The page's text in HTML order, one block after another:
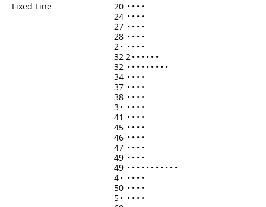
Fixed Line
20 • • • •
24 • • • •
27 • • • •
28 • • • •
2• • • • •
32 2• • • • • •
32 • • • • • • • • •
34 • • • •
37 • • • •
38 • • • •
3• • • • •
41 • • • •
45 • • • •
46 • • • •
47 • • • •
49 • • • •
49 • • • • • • • • • • •
4• • • • •
50 • • • •
5• • • • •